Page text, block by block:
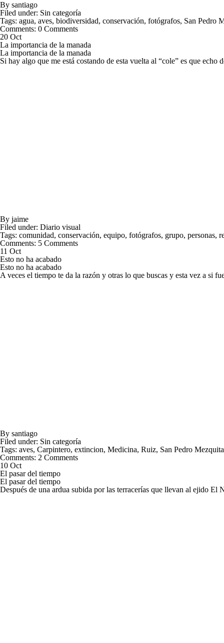
By santiago
Filed under: Sin categoría
Tags: agua, aves, biodiversidad, conservación, fotógrafos, San Pedro
Comments: 0 Comments
20 Oct
La importancia de la manada
La importancia de la manada
Si hay algo que me está costando de esta vuelta al “cole” es que
By jaime
Filed under: Diario visual
Tags: comunidad, conservación, equipo, fotógrafos, grupo, personas,
Comments: 5 Comments
11 Oct
Esto no ha acabado
Esto no ha acabado
A veces el tiempo te da la razón y otras lo que buscas y esta vez a si
By santiago
Filed under: Sin categoría
Tags: aves, Carpintero, extincion, Medicina, Ruiz, San Pedro
Comments: 2 Comments
10 Oct
El pasar del tiempo
El pasar del tiempo
Después de una ardua subida por las terracerías que llevan al ejido